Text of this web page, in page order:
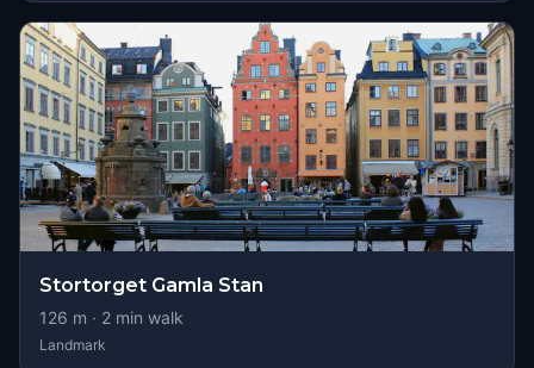
Stortorget Gamla Stan
126 m · 2 min walk
Landmark